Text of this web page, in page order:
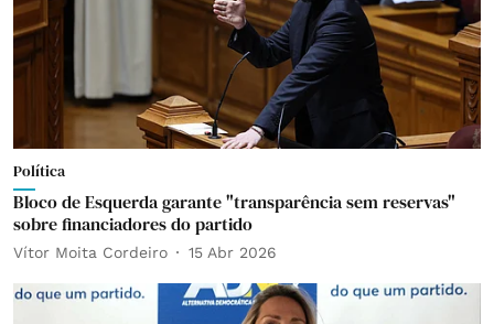
Política
Bloco de Esquerda garante "transparência sem reservas"
sobre financiadores do partido
Vítor Moita Cordeiro 15 Abr 2026